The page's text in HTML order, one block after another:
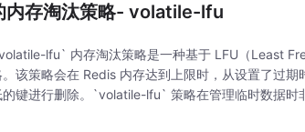
内存淘汰策略- volatile-lfu
lfu` 内存淘汰策略是一种基于 LFU（Least
该策略会在 Redis 内存达到上限时，从设置了过
的键进行删除。`volatile-lfu` 策略在管理临时数据时